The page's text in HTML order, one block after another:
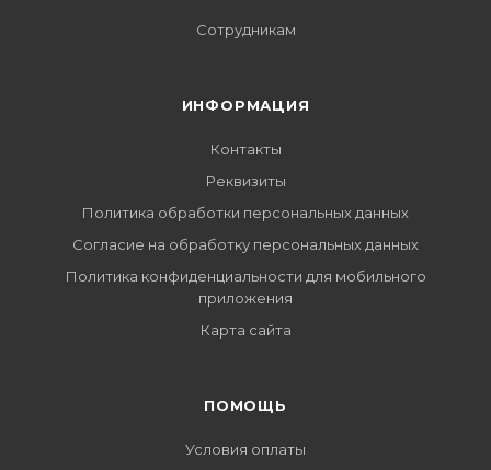
Сотрудникам
ИНФОРМАЦИЯ
Контакты
Реквизиты
Политика обработки персональных данных
Согласие на обработку персональных данных
Политика конфиденциальности для мобильного
приложения
Карта сайта
ПОМОЩЬ
Условия оплаты